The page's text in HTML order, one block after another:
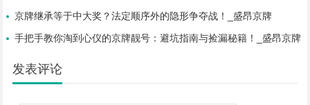
京牌继承等于中大奖？法定顺序外的隐形争夺战！_盛昂京牌
手把手教你淘到心仪的京牌靓号：避坑指南与捡漏秘籍！_盛昂京牌
发表评论